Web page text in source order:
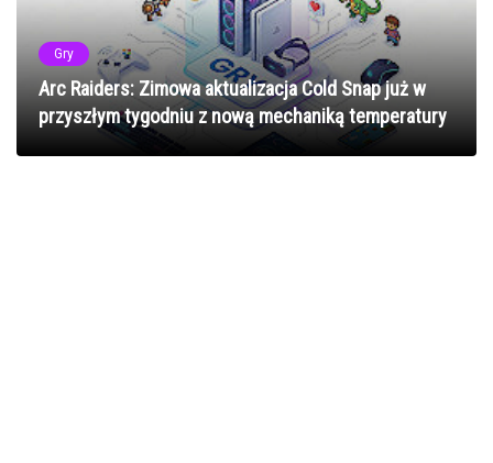
Gry
Arc Raiders: Zimowa aktualizacja Cold Snap już w
przyszłym tygodniu z nową mechaniką temperatury